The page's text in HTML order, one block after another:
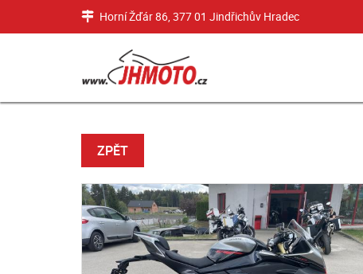
Horní Žďár 86, 377 01 Jindřichův Hradec
ZPĚT